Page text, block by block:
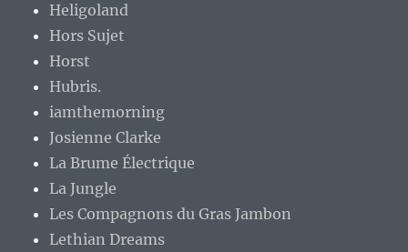
Heligoland
Hors Sujet
Horst
Hubris.
iamthemorning
Josienne Clarke
La Brume Électrique
La Jungle
Les Compagnons du Gras Jambon
Lethian Dreams